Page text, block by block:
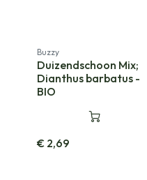
Nieuw!
Buzzy
Duizendschoon Mix;
Dianthus barbatus -
BIO
€ 2,69